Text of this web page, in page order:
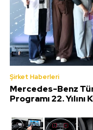
Şirket Haberleri
Mercedes-Benz
Programı 22. Yılını